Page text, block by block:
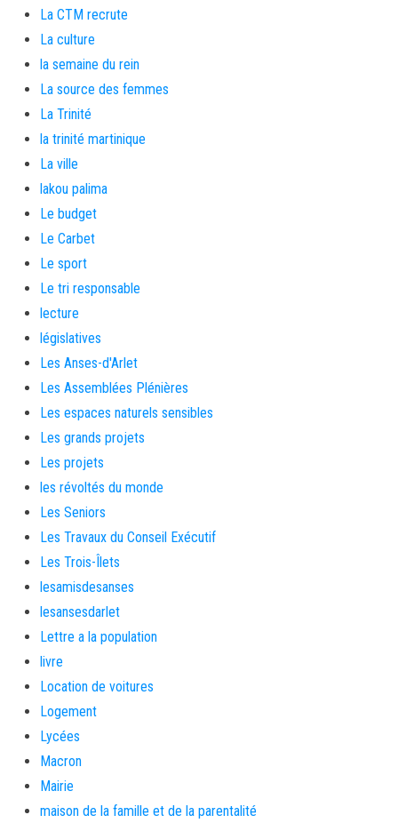
La CTM recrute
La culture
la semaine du rein
La source des femmes
La Trinité
la trinité martinique
La ville
lakou palima
Le budget
Le Carbet
Le sport
Le tri responsable
lecture
législatives
Les Anses-d'Arlet
Les Assemblées Plénières
Les espaces naturels sensibles
Les grands projets
Les projets
les révoltés du monde
Les Seniors
Les Travaux du Conseil Exécutif
Les Trois-Îlets
lesamisdesanses
lesansesdarlet
Lettre a la population
livre
Location de voitures
Logement
Lycées
Macron
Mairie
maison de la famille et de la parentalité